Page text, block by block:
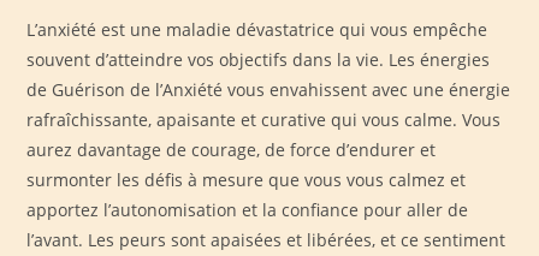
L’anxiété est une maladie dévastatrice qui vous empêche
souvent d’atteindre vos objectifs dans la vie. Les énergies
de Guérison de l’Anxiété vous envahissent avec une énergie
rafraîchissante, apaisante et curative qui vous calme. Vous
aurez davantage de courage, de force d’endurer et
surmonter les défis à mesure que vous vous calmez et
apportez l’autonomisation et la confiance pour aller de
l’avant. Les peurs sont apaisées et libérées, et ce sentiment